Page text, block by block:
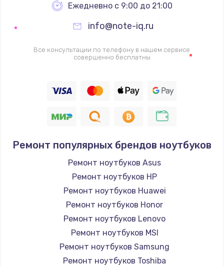
Ежедневно с 9:00 до 21:00
info@note-iq.ru
Все консультации по телефону в нашем сервисе
совершенно бесплатны
Ремонт популярных брендов ноутбуков
Ремонт ноутбуков Asus
Ремонт ноутбуков HP
Ремонт ноутбуков Huawei
Ремонт ноутбуков Honor
Ремонт ноутбуков Lenovo
Ремонт ноутбуков MSI
Ремонт ноутбуков Samsung
Ремонт ноутбуков Toshiba